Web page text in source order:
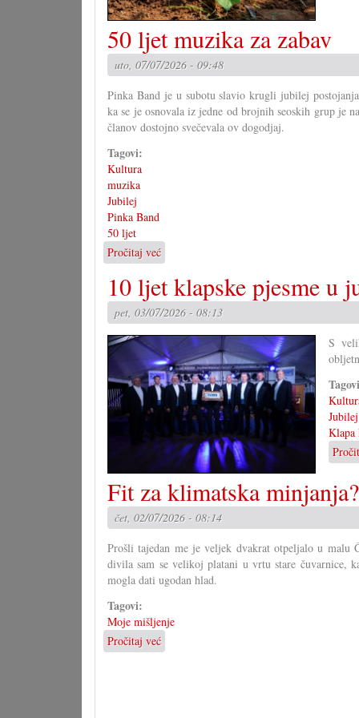
50 ljet muzika za zabav
uto, 07/07/2026 - 09:48
Pinka Band je u subotu slavio krugli jubilej
ka se je osnovala iz jedne od brojnih seoskih grup je
članov dostojno svečevala ov dogodjaj.
Tagovi:
Kultura
muzika
Jubilej
Pinka Band
50 ljet
Pročitaj već
50
ljet
muzika
za
zabav
10 ljet klapske pjesme u
pet, 03/07/2026 - 08:13
S
Jubilej
Klapa
Fit za klimatska minjanja?
čet, 02/07/2026 - 08:14
Prošli tajedan me je veljek dvakrat otpeljalo u malu
divila sam se velikoj platani u vrtu stare čuvarnice,
mogla dati ugodan hlad.
Tagovi:
Moje mišljenje
Pročitaj već
Fit